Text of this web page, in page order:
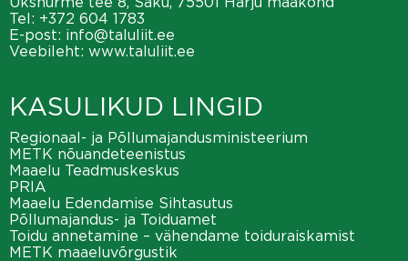
Tel: +372 604 1783
E-post: info@taluliit.ee
Veebileht: www.taluliit.ee
KASULIKUD LINGID
Regionaal- ja Põllumajandusministeerium
METK nõuandeteenistus
Maaelu Teadmuskeskus
PRIA
Maaelu Edendamise Sihtasutus
Põllumajandus- ja Toiduamet
Toidu annetamine – vähendame toiduraiskamist
METK maaeluvõrgustik